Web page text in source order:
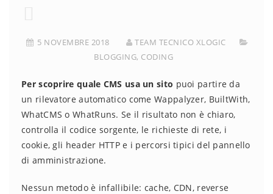
5 NOVEMBRE 2018
TEAM TECNICO XLOGIC
BLOGGING, CODING
Per scoprire quale CMS usa un sito puoi partire da
un rilevatore automatico come Wappalyzer, BuiltWith,
WhatCMS o WhatRuns. Se il risultato non è chiaro,
controlla il codice sorgente, le richieste di rete, i
cookie, gli header HTTP e i percorsi tipici del pannello
di amministrazione.
Nessun metodo è infallibile: cache, CDN, reverse